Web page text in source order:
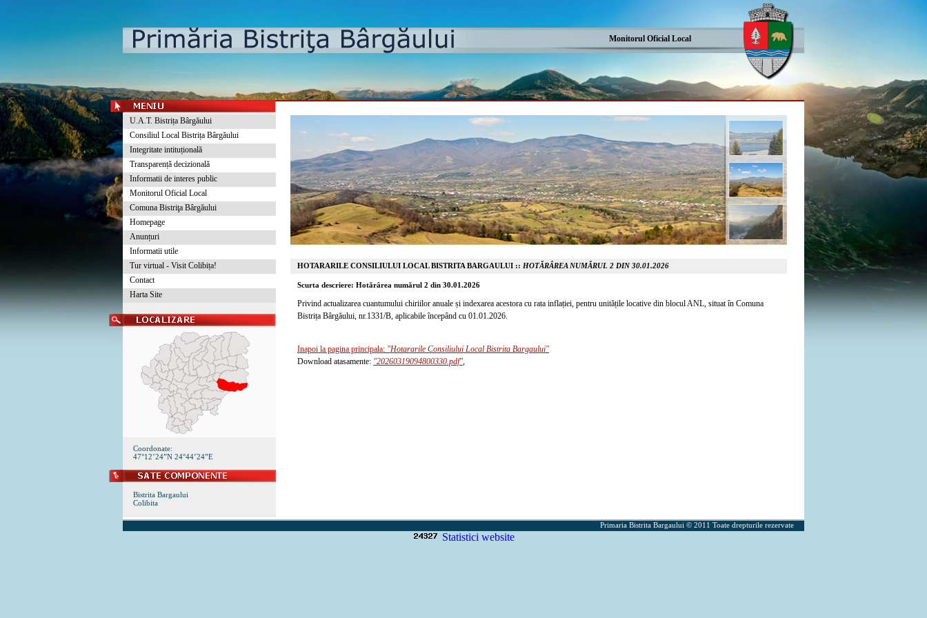
Monitorul Oficial Local
U.A.T. Bistrița Bârgăului
Consiliul Local Bistrița Bârgăului
Integritate intituțională
Transparență decizională
Informatii de interes public
Monitorul Oficial Local
Comuna Bistriţa Bârgăului
Homepage
Anunțuri
Informatii utile
Tur virtual - Visit Colibița!
Contact
Harta Site
Coordonate:
47°12’24”N 24°44’24”E
Bistrita Bargaului
Colibita
HOTARARILE CONSILIULUI LOCAL BISTRITA BARGAULUI :: HOTĂRÂREA NUMĂRUL 2 DIN 30.01.2026
Scurta descriere: Hotărârea numărul 2 din 30.01.2026
Privind actualizarea cuantumului chiriilor anuale și indexarea acestora cu rata inflației, pentru unitățile locative din blocul ANL, situat în Comuna
Bistrița Bârgăului, nr.1331/B, aplicabile începând cu 01.01.2026.
Inapoi la pagina principala: "Hotararile Consiliului Local Bistrita Bargaului"
Download atasamente: "20260319094800330.pdf",
Primaria Bistrita Bargaului © 2011 Toate drepturile rezervate
Statistici website